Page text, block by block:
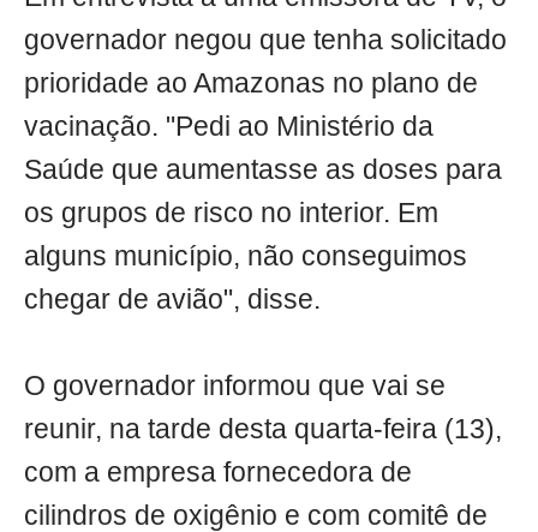
governador negou que tenha solicitado
prioridade ao Amazonas no plano de
vacinação. "Pedi ao Ministério da
Saúde que aumentasse as doses para
os grupos de risco no interior. Em
alguns município, não conseguimos
chegar de avião", disse.
O governador informou que vai se
reunir, na tarde desta quarta-feira (13),
com a empresa fornecedora de
cilindros de oxigênio e com comitê de